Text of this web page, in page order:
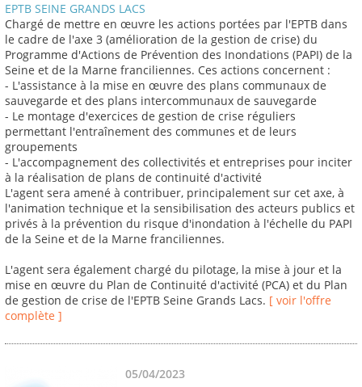
EPTB SEINE GRANDS LACS
Chargé de mettre en œuvre les actions portées par l'EPTB dans
le cadre de l'axe 3 (amélioration de la gestion de crise) du
Programme d'Actions de Prévention des Inondations (PAPI) de la
Seine et de la Marne franciliennes. Ces actions concernent :
- L'assistance à la mise en œuvre des plans communaux de
sauvegarde et des plans intercommunaux de sauvegarde
- Le montage d'exercices de gestion de crise réguliers
permettant l'entraînement des communes et de leurs
groupements
- L'accompagnement des collectivités et entreprises pour inciter
à la réalisation de plans de continuité d'activité
L'agent sera amené à contribuer, principalement sur cet axe, à
l'animation technique et la sensibilisation des acteurs publics et
privés à la prévention du risque d'inondation à l'échelle du PAPI
de la Seine et de la Marne franciliennes.
L'agent sera également chargé du pilotage, la mise à jour et la
mise en œuvre du Plan de Continuité d'activité (PCA) et du Plan
de gestion de crise de l'EPTB Seine Grands Lacs. [ voir l'offre
complète ]
05/04/2023